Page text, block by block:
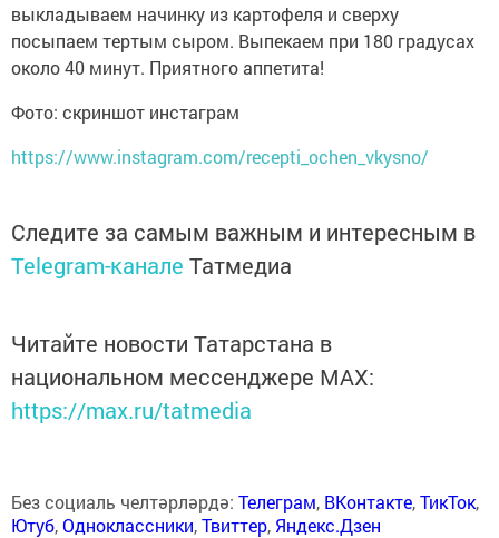
выкладываем начинку из картофеля и сверху
посыпаем тертым сыром. Выпекаем при 180 градусах
около 40 минут. Приятного аппетита!
Фото: скриншот инстаграм
https://www.instagram.com/recepti_ochen_vkysno/
Следите за самым важным и интересным в
Telegram-канале Татмедиа
Читайте новости Татарстана в
национальном мессенджере MАХ:
https://max.ru/tatmedia
Без социаль челтәрләрдә: Телеграм, ВКонтакте,ТикТок,
Ютуб,Одноклассники,Твиттер, Яндекс.Дзен